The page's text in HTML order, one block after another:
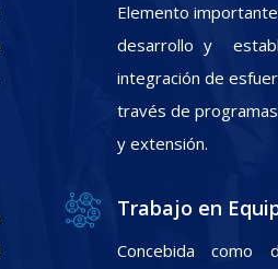
Elemento
desarrollo y
integración de
través de
y extensión.
Trabajo en
Concebida como